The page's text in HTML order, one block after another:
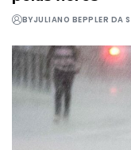
BYJULIANO BEPPLER DA